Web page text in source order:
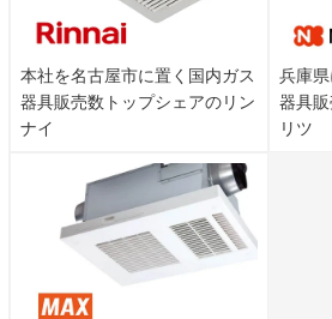
本社を名古屋市に置く国内ガス
器具販売数トップシェアのリン
ナイ
兵庫
器具
リツ